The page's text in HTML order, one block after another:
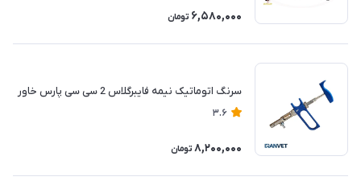
6,580,000 تومان
سرنگ اتوماتیک نیمه فایبرگلاس 2 سی سی پارس خاور
3.6
8,200,000 تومان